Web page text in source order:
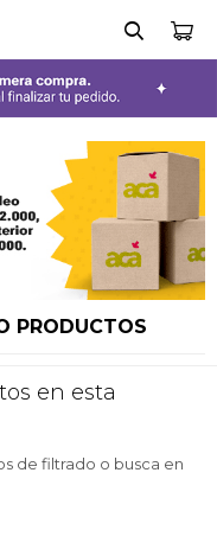
PRODUCTOS
en esta
de filtrado o busca en